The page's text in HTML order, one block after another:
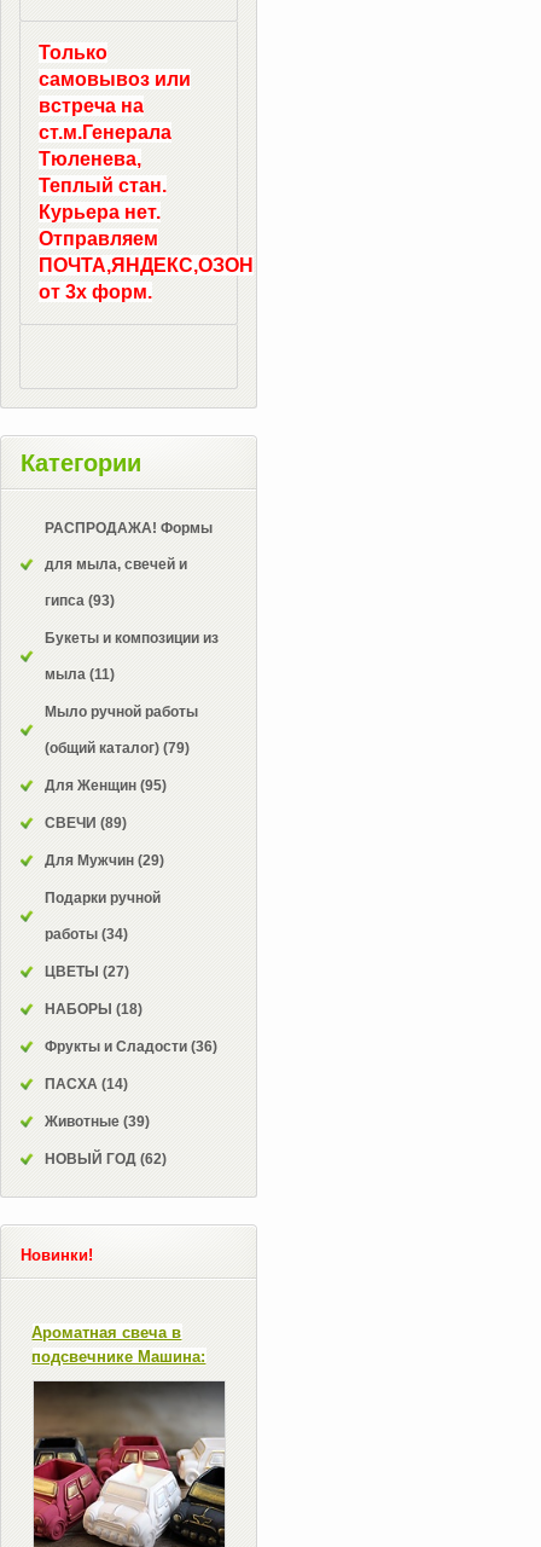
Только
самовывоз или
встреча на
ст.м.Генерала
Тюленева,
Теплый стан.
Курьера нет.
Отправляем
ПОЧТА,ЯНДЕКС,ОЗОН
от 3х форм.
Категории
РАСПРОДАЖА! Формы
для мыла, свечей и
гипса (93)
Букеты и композиции из
мыла (11)
Мыло ручной работы
(общий каталог) (79)
Для Женщин (95)
СВЕЧИ (89)
Для Мужчин (29)
Подарки ручной
работы (34)
ЦВЕТЫ (27)
НАБОРЫ (18)
Фрукты и Сладости (36)
ПАСХА (14)
Животные (39)
НОВЫЙ ГОД (62)
Новинки!
Ароматная свеча в
подсвечнике Машина: